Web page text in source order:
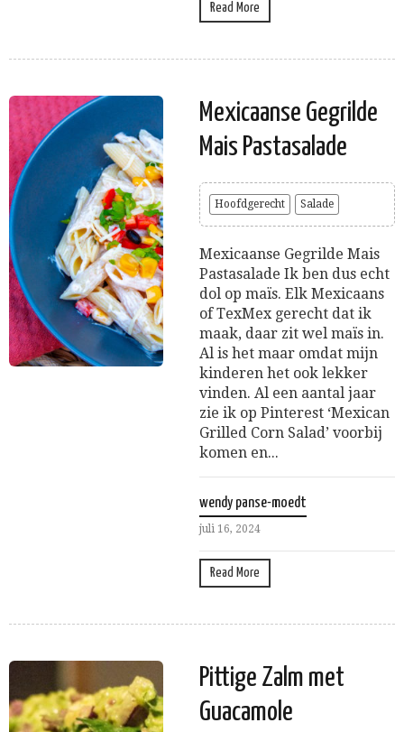
Read More
Mexicaanse Gegrilde
Mais Pastasalade
Hoofdgerecht Salade
Mexicaanse Gegrilde Mais
Pastasalade Ik ben dus echt
dol op maïs. Elk Mexicaans
of TexMex gerecht dat ik
maak, daar zit wel maïs in.
Al is het maar omdat mijn
kinderen het ook lekker
vinden. Al een aantal jaar
zie ik op Pinterest ‘Mexican
Grilled Corn Salad’ voorbij
komen en...
wendy panse-moedt
juli 16, 2024
Read More
Pittige Zalm met
Guacamole